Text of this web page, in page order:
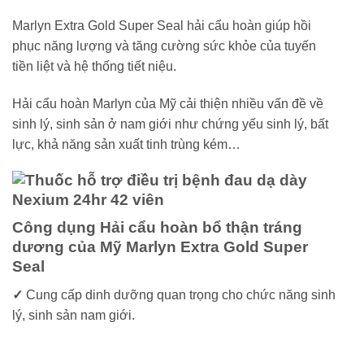
Marlyn Extra Gold Super Seal hải cẩu hoàn giúp hồi
phục năng lượng và tăng cường sức khỏe của tuyến
tiền liệt và hệ thống tiết niệu.
Hải cẩu hoàn Marlyn của Mỹ cải thiện nhiều vấn đề về
sinh lý, sinh sản ở nam giới như chứng yếu sinh lý, bất
lực, khả năng sản xuất tinh trùng kém…
Công dụng Hải cẩu hoàn bổ thận tráng
dương của Mỹ Marlyn Extra Gold Super
Seal
✓ Cung cấp dinh dưỡng quan trọng cho chức năng sinh
lý, sinh sản nam giới.